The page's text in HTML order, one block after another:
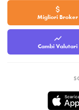
Migliori Broker
Cambi Valutari